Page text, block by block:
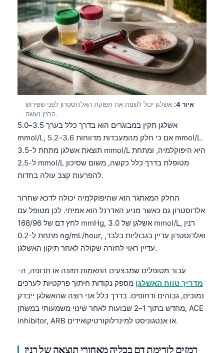
איור 4:
אשלגן יכול לשנות את תפוקת האלדוסטרון לפני שפירוש
הרנין נעשה.
אשלגן תקין במבוגרים הוא בדרך כלל בערך 3.5–5.0
mmol/L, אם כי חלק מהמעבדות מדווחות 3.6–5.2 mmol/L.
תוצאת אשלגן מתחת ל-3.5 mmol/L היא היפוקלמיה, ומתחת
ל-2.5 mmol/L מטופלת בדרך כלל כקשה, משום שסיכון
להפרעות קצב עולה בחדות.
החלק המאתגר הוא שהיפוקלמיה יכולה לדכא שחרור
אלדוסטרון גם כאשר מניע האדרנל הוא אמיתי. לכן מטופל עם
לחץ דם של 168/96 mmHg, אשלגן של 3.0 mmol/L, רנין
מתחת ל-0.2 ng/mL/hour, ואלדוסטרון עדיין בגבוליות בלבד,
עדיין ראוי לחזרה שקולה לאחר תיקון האשלגן.
עבור מטופלים שמבצעים התאמות תזונה או תרופה, ה-
מדריך טווח האשלגן מספק נקודות חיתוך פרקטיות לערכים
נמוכים, גבוהים ודחופים. בדרך כלל אני רוצה שהאשלגן ייבדק
מחדש בתוך 1–2 שבועות לאחר שינוי משמעותי במשתן, ACE
inhibitor, ARB או אנטגוניסט למינרלוקורטיקואידים.
רמזים לזרימת דם בכליה מאחורי תוצאה של רנין